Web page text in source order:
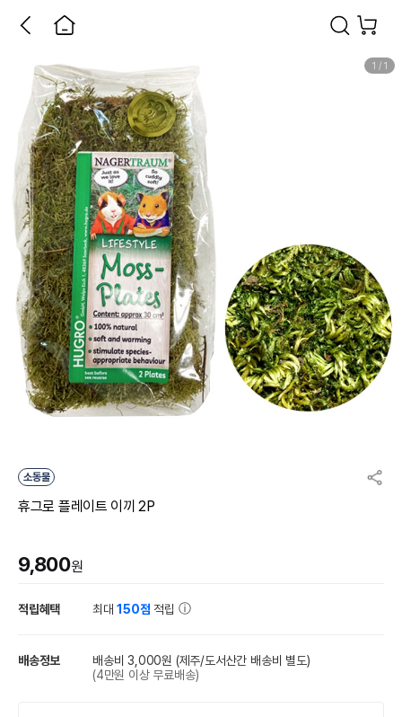
1 / 1
소동물
휴그로 플레이트 이끼 2P
9,800원
적립혜택 최대150점 적립
배송정보 배송비 3,000원 (제주/도서산간 배송비 별도)
(4만원 이상 무료배송)